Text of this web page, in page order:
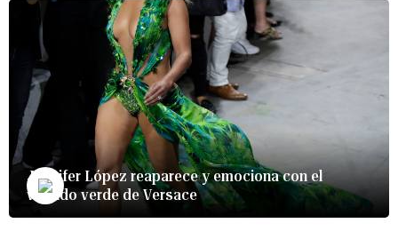
Jennifer López reaparece y emociona con el
vestido verde de Versace